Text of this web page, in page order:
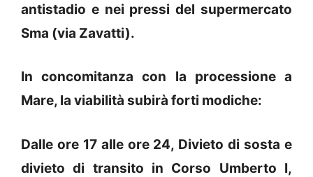
antistadio e nei pressi del supermercato
Sma (via Zavatti).
In concomitanza con la processione a
Mare, la viabilità subirà forti modiche:
Dalle ore 17 alle ore 24, Divieto di sosta e
divieto di transito in Corso Umberto I,